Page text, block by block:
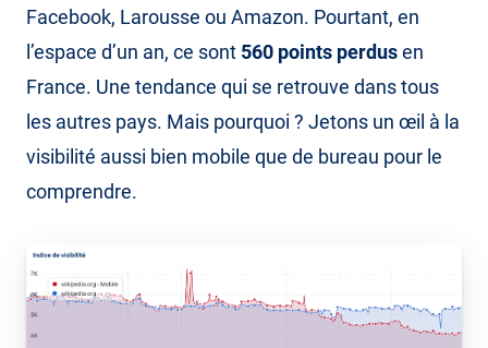
Facebook, Larousse ou Amazon. Pourtant, en
l’espace d’un an, ce sont 560 points perdusen
France. Une tendance qui se retrouve dans tous
les autres pays. Mais pourquoi ? Jetons un œil à la
visibilité aussi bien mobile que de bureau pour le
comprendre.